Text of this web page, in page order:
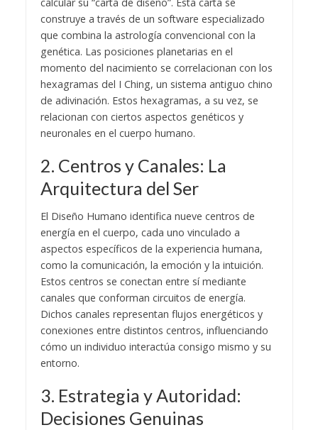
construye a través de un software especializado
que combina la astrología convencional con la
genética. Las posiciones planetarias en el
momento del nacimiento se correlacionan con los
hexagramas del I Ching, un sistema antiguo chino
de adivinación. Estos hexagramas, a su vez, se
relacionan con ciertos aspectos genéticos y
neuronales en el cuerpo humano.
2. Centros y Canales: La
Arquitectura del Ser
El Diseño Humano identifica nueve centros de
energía en el cuerpo, cada uno vinculado a
aspectos específicos de la experiencia humana,
como la comunicación, la emoción y la intuición.
Estos centros se conectan entre sí mediante
canales que conforman circuitos de energía.
Dichos canales representan flujos energéticos y
conexiones entre distintos centros, influenciando
cómo un individuo interactúa consigo mismo y su
entorno.
3. Estrategia y Autoridad:
Decisiones Genuinas